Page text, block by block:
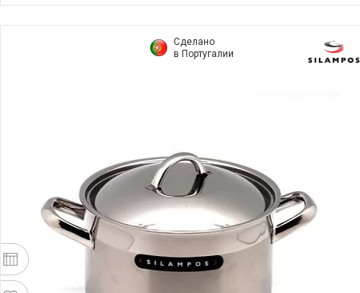
Сделано
в Португалии